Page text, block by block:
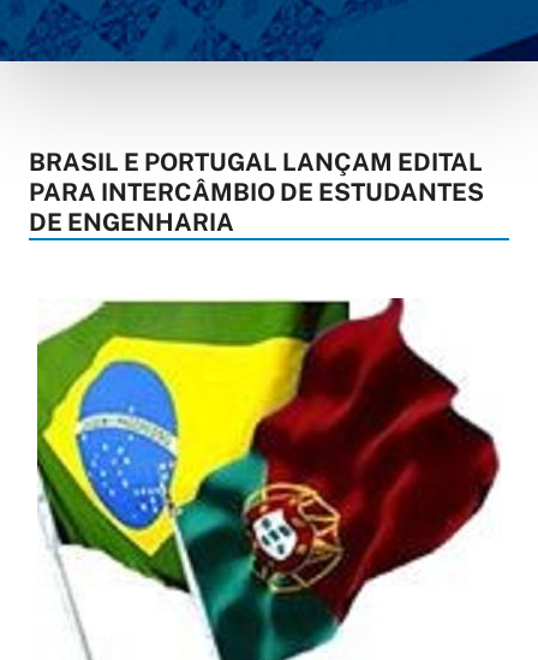
BRASIL E PORTUGAL LANÇAM EDITAL
PARA INTERCÂMBIO DE ESTUDANTES
DE ENGENHARIA